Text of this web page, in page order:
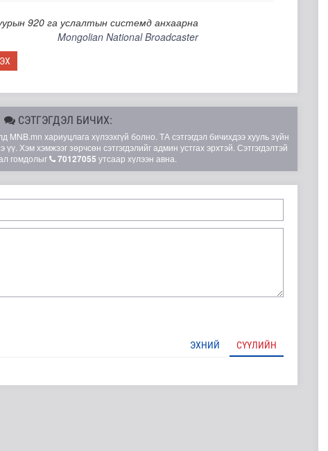
920 га услалтын системд анхаарна
Mongolian National Broadcaster
СЭТГЭГДЭЛ БИЧИХ:
хариуцлага хүлээхгүй болно. ТА сэтгэгдэл бичихдээ хууль зүйн
Хэм хэмжээг зөрчсөн сэтгэгдэлийг админ устгах эрхтэй. Сэтгэгдэлтэй
гомдолыг
70127055 утсаар хүлээн авна.
ЭХНИЙ СҮҮЛИЙН